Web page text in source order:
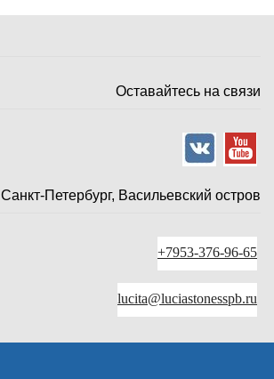
Оставайтесь на связи
Санкт-Петербург, Васильевский остров
+7953-376-96-65
lucita@luciastonesspb.ru